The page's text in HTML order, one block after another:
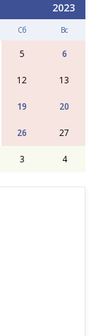
2023
Сб Вс
5 6
12 13
19 20
26 27
3 4